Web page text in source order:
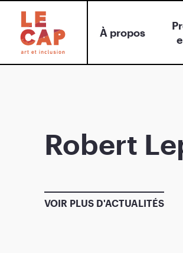
À propos
Robert
VOIR PLUS D'ACTUALITÉS